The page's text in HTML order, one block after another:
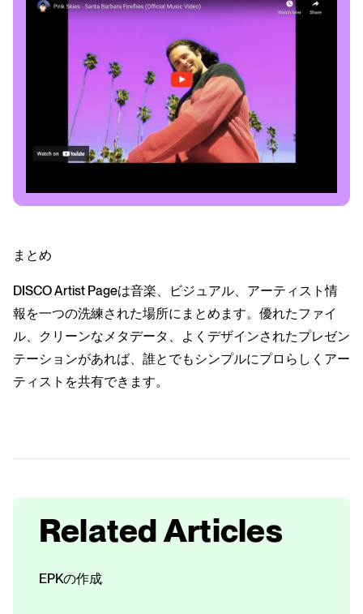
まとめ
DISCO Artist Pageは音楽、ビジュアル、アーティスト情
報を一つの洗練された場所にまとめます。優れたファイ
ル、クリーンなメタデータ、よくデザインされたプレゼン
テーションがあれば、誰とでもシンプルにプロらしくアー
ティストを共有できます。
Related Articles
EPKの作成